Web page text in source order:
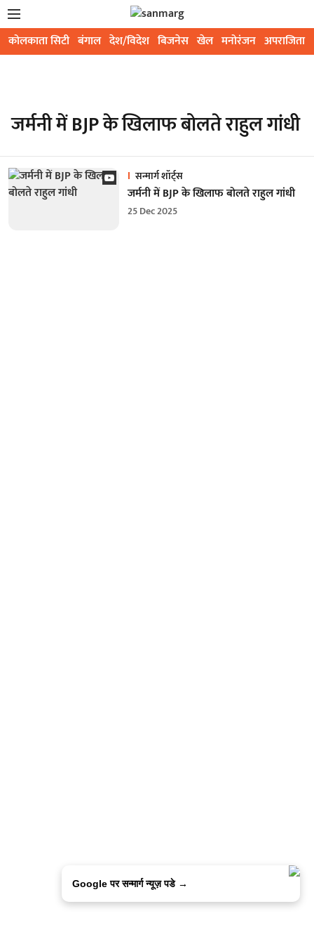
कोलकाता सिटी बंगाल देश/विदेश बिजनेस खेल मनोरंजन अपराजिता
जर्मनी में BJP के खिलाफ बोलते राहुल गांधी
सन्मार्ग शॉर्ट्स
जर्मनी में BJP के खिलाफ बोलते राहुल गांधी
25 Dec 2025
Google पर सन्मार्ग न्यूज़ पडे →